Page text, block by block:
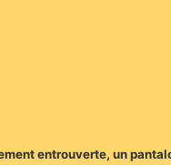
entrouverte, un